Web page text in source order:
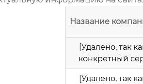
Название
[Удалено, так
конкретный
[Удалено, так